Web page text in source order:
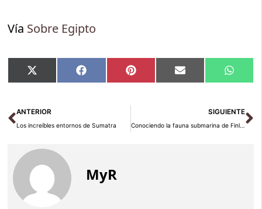
Vía Sobre Egipto
Compartir
en
X
(Twitter)
Compartir
en
Facebook Compartir
en
Pinterest Compartir
en
Email
en
Ant
ANTERIOR
Los increíbles entornos de Sumatra
SIGUIENTE
Conociendo la fauna submarina de Finlandia en el Maretarium
MyR